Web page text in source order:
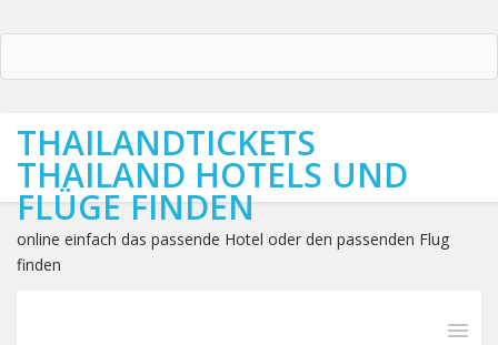
THAILANDTICKETS
THAILAND HOTELS UND
FLÜGE FINDEN
online einfach das passende Hotel oder den passenden Flug
finden